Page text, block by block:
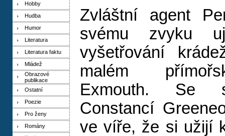
Hobby
Hudba
Humor
Literatura
Literatura faktu
Mládež
Obrazové
publikace
Ostatní
Poezie
Pro ženy
Romány
Zvláštní agent
svému zvyku
vyšetřování
malém
Exmouth. Se
Constancí
ve víře, že si užijí